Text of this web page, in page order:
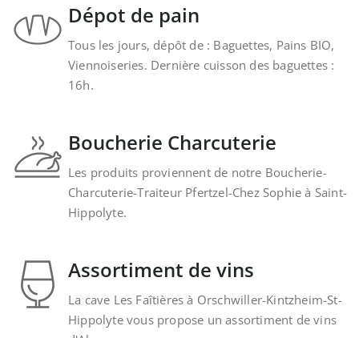
Dépot de pain
Tous les jours, dépôt de : Baguettes, Pains BIO,
Viennoiseries. Dernière cuisson des baguettes :
16h.
Boucherie Charcuterie
Les produits proviennent de notre Boucherie-
Charcuterie-Traiteur Pfertzel-Chez Sophie à Saint-
Hippolyte.
Assortiment de vins
La cave Les Faîtières à Orschwiller-Kintzheim-St-
Hippolyte vous propose un assortiment de vins